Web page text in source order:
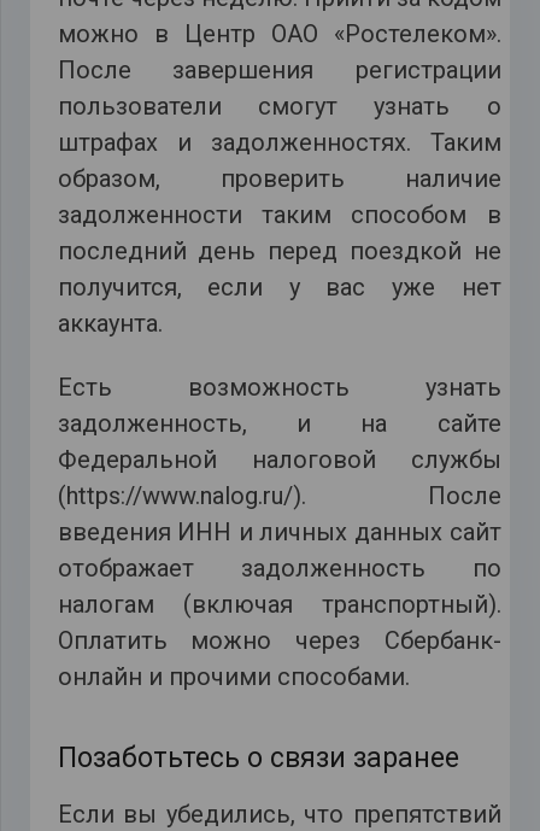
можно в Центр ОАО «Ростелеком».
После завершения регистрации
пользователи смогут узнать о
штрафах и задолженностях. Таким
образом, проверить наличие
задолженности таким способом в
последний день перед поездкой не
получится, если у вас уже нет
аккаунта.
Есть возможность узнать
задолженность, и на сайте
Федеральной налоговой службы
(https://www.nalog.ru/). После
введения ИНН и личных данных сайт
отображает задолженность по
налогам (включая транспортный).
Оплатить можно через Сбербанк-
онлайн и прочими способами.
Позаботьтесь о связи заранее
Если вы убедились, что препятствий